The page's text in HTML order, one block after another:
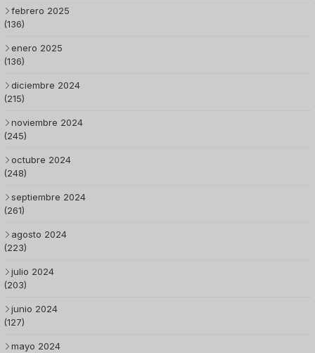
febrero 2025
(136)
enero 2025
(136)
diciembre 2024
(215)
noviembre 2024
(245)
octubre 2024
(248)
septiembre 2024
(261)
agosto 2024
(223)
julio 2024
(203)
junio 2024
(127)
mayo 2024